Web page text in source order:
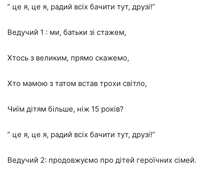
” це я, це я, радий всіх бачити тут, друзі!”
Ведучий 1 : ми, батьки зі стажем,
Хтось з великим, прямо скажемо,
Хто мамою з татом встав трохи світло,
Чиїм дітям більше, ніж 15 років?
” це я, це я, радий всіх бачити тут, друзі!”
Ведучий 2: продовжуємо про дітей героїчних сімей.